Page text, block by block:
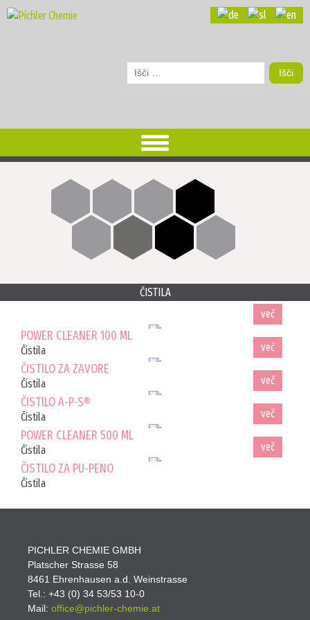
Išči:
ČISTILA
POWER CLEANER 100 ML
Čistila
ČISTILO ZA ZAVORE
Čistila
več
ČISTILO A-P-S®
Čistila
več
POWER CLEANER 500 ML
Čistila
več
ČISTILO ZA PU-PENO
Čistila
več
PICHLER CHEMIE GMBH
Platscher Strasse 58
8461 Ehrenhausen a.d. Weinstrasse
Tel.: +43 (0) 34 53/53 10-0
Mail: office@pichler-chemie.at